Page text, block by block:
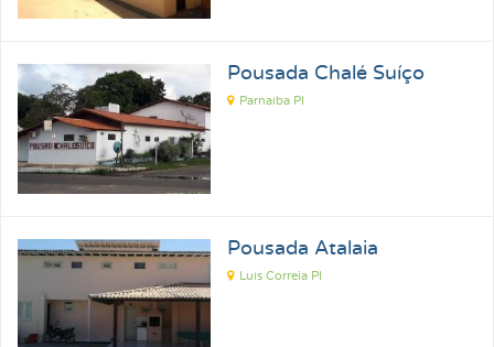
Pousadas no Thermas
Pousadas em Ubatuba SP
Pousadas em Florianópolis SC
Pousadas em Ilhabela SP
Pousadas em Praia Grande SP
Pousada Chalé Suíço
Parnaíba PI
Pousada Atalaia
Luís Correia PI